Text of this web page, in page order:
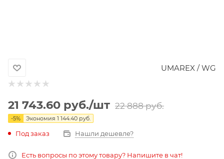
UMAREX / WG
21 743.60 руб./шт 22 888руб.
-5% Экономия 1 144.40 руб.
Под заказ Нашли дешевле?
Есть вопросы по этому товару? Напишите в чат!